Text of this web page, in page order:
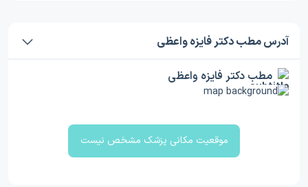
آدرس مطب دکتر فایزه واعظی
مطب دکتر فایزه واعظی
موقعیت مکانی پزشک مشخص نیست